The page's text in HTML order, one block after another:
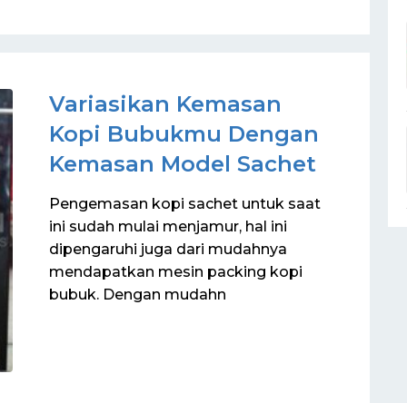
Variasikan Kemasan
Kopi Bubukmu Dengan
Kemasan Model Sachet
Pengemasan kopi sachet untuk saat
ini sudah mulai menjamur, hal ini
dipengaruhi juga dari mudahnya
mendapatkan mesin packing kopi
bubuk. Dengan mudahn